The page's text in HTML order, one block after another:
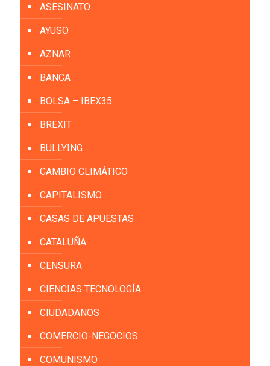
ASESINATO
AYUSO
AZNAR
BANCA
BOLSA – IBEX35
BREXIT
BULLYING
CAMBIO CLIMÁTICO
CAPITALISMO
CASAS DE APUESTAS
CATALUÑA
CENSURA
CIENCIAS TECNOLOGÍA
CIUDADANOS
COMERCIO-NEGOCIOS
COMUNISMO